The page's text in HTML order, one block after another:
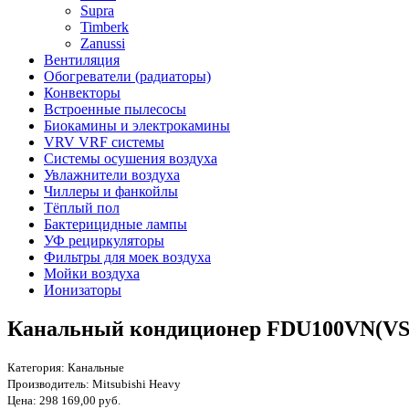
Supra
Timberk
Zanussi
Вентиляция
Обогреватели (радиаторы)
Конвекторы
Встроенные пылесосы
Биокамины и электрокамины
VRV VRF системы
Системы осушения воздуха
Увлажнители воздуха
Чиллеры и фанкойлы
Тёплый пол
Бактерицидные лампы
УФ рециркуляторы
Фильтры для моек воздуха
Мойки воздуха
Ионизаторы
Канальный кондиционер
Категория: Канальные
Производитель: Mitsubishi Heavy
Цена: 298 169,00 руб.